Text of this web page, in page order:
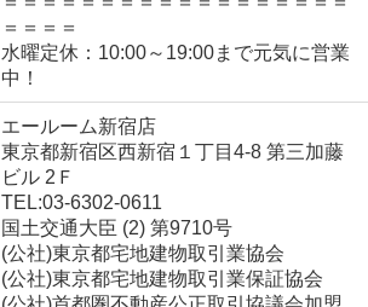
＝＝＝＝
水曜定休：10:00～19:00まで元気に営業
中！
エールーム新宿店
東京都新宿区西新宿１丁目4-8 第三加藤
ビル 2Ｆ
TEL:03-6302-0611
国土交通大臣 (2) 第9710号
(公社)東京都宅地建物取引業協会
(公社)東京都宅地建物取引業保証協会